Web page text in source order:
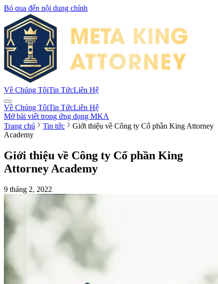
Bỏ qua đến nội dung chính
Về Chúng TôiTin TứcLiên Hệ
Về Chúng TôiTin TứcLiên Hệ
Mở bài viết trong ứng dụng MKA
Trang chủ
Tin tức
Giới thiệu về Công ty Cổ phần King Attorney
Academy
Giới thiệu về Công ty Cổ phần King
Attorney Academy
9 tháng 2, 2022